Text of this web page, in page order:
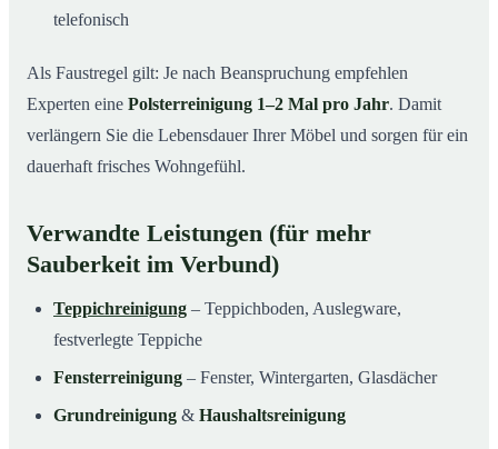
telefonisch
Als Faustregel gilt: Je nach Beanspruchung empfehlen
Experten eine Polsterreinigung 1–2 Mal pro Jahr. Damit
verlängern Sie die Lebensdauer Ihrer Möbel und sorgen für ein
dauerhaft frisches Wohngefühl.
Verwandte Leistungen (für mehr
Sauberkeit im Verbund)
Teppichreinigung – Teppichboden, Auslegware,
festverlegte Teppiche
Fensterreinigung – Fenster, Wintergarten, Glasdächer
Grundreinigung & Haushaltsreinigung